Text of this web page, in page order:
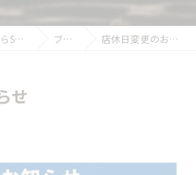
北海道札幌市のリフォームならSRK株式会社 ブログ 店休日変更のお知らせ
せ